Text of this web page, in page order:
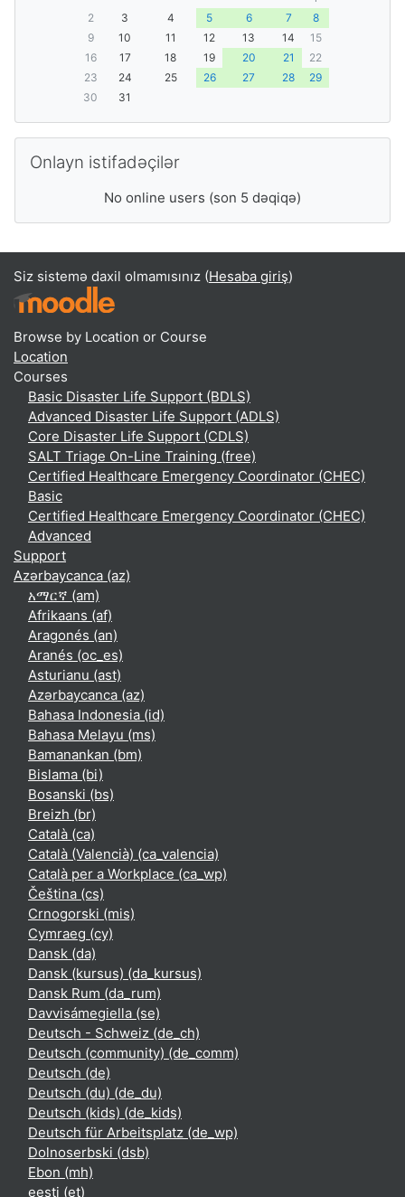
2
3 4 5 6 7
8
9
10 11 12 13 14
15
16
17 18 19 20 21
22
23
24 25 26 27 28
29
30
31
Onlayn istifadəçilər
No online users (son 5 dəqiqə)
Siz sistemə daxil olmamısınız (Hesaba giriş)
Browse by Location or Course
Location
Courses
Basic Disaster Life Support (BDLS)
Advanced Disaster Life Support (ADLS)
Core Disaster Life Support (CDLS)
SALT Triage On-Line Training (free)
Certified Healthcare Emergency Coordinator (CHEC)
Basic
Certified Healthcare Emergency Coordinator (CHEC)
Advanced
Support
Azərbaycanca ‎(az)‎
አማርኛ ‎(am)‎
Afrikaans ‎(af)‎
Aragonés ‎(an)‎
Aranés ‎(oc_es)‎
Asturianu ‎(ast)‎
Azərbaycanca ‎(az)‎
Bahasa Indonesia ‎(id)‎
Bahasa Melayu ‎(ms)‎
Bamanankan ‎(bm)‎
Bislama ‎(bi)‎
Bosanski ‎(bs)‎
Breizh ‎(br)‎
Català ‎(ca)‎
Català (Valencià) ‎(ca_valencia)‎
Català per a Workplace ‎(ca_wp)‎
Čeština ‎(cs)‎
Crnogorski ‎(mis)‎
Cymraeg ‎(cy)‎
Dansk ‎(da)‎
Dansk (kursus) ‎(da_kursus)‎
Dansk Rum ‎(da_rum)‎
Davvisámegiella ‎(se)‎
Deutsch - Schweiz ‎(de_ch)‎
Deutsch (community) ‎(de_comm)‎
Deutsch ‎(de)‎
Deutsch (du) ‎(de_du)‎
Deutsch (kids) ‎(de_kids)‎
Deutsch für Arbeitsplatz ‎(de_wp)‎
Dolnoserbski ‎(dsb)‎
Ebon ‎(mh)‎
eesti ‎(et)‎